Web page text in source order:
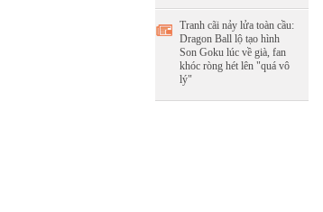
Tranh cãi nảy lửa toàn cầu:
Dragon Ball lộ tạo hình
Son Goku lúc về già, fan
khóc ròng hét lên "quá vô
lý"